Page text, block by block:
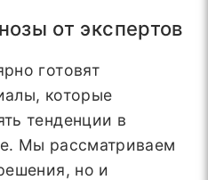
от экспертов
готовят
которые
тенденции в
Мы рассматриваем
но и